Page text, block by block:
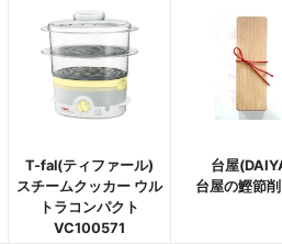
T-fal(ティファール)
スチームクッカー ウル
トラコンパクト
VC100571
台屋
台屋の鰹節